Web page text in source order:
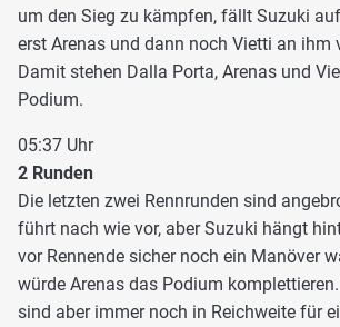
um den Sieg zu kämpfen, fällt Suzuki
erst Arenas und dann noch Vietti an ihm
Damit stehen Dalla Porta, Arenas und
Podium.
05:37 Uhr
2 Runden
Die letzten zwei Rennrunden sind
führt nach wie vor, aber Suzuki hängt
vor Rennende sicher noch ein Manöver
würde Arenas das Podium
sind aber immer noch in Reichweite für